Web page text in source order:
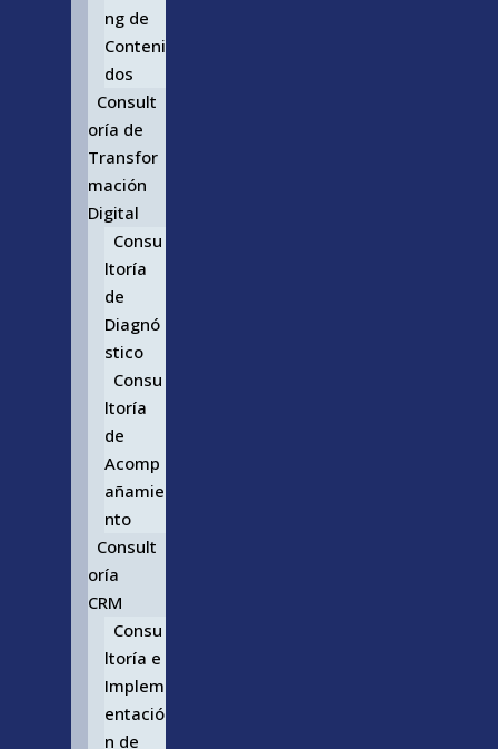
ng de
Conteni
dos
Consult
oría de
Transfor
mación
Digital
Consu
ltoría
de
Diagnó
stico
Consu
ltoría
de
Acomp
añamie
nto
Consult
oría
CRM
Consu
ltoría e
Implem
entació
n de